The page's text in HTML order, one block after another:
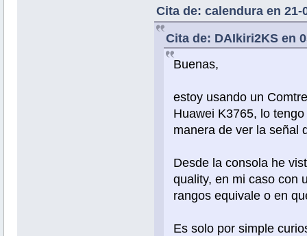
Cita de: calendura en 21-
Cita de: DAIkiri2KS en
Buenas,
estoy usando un
Huawei K3765, lo
manera de ver la señal
Desde la consola he
quality, en mi caso con
rangos equivale o en
Es solo por simple